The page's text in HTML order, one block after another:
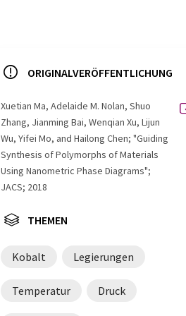
ORIGINALVERÖFFENTLICHUNG
Xuetian Ma, Adelaide M. Nolan, Shuo
Zhang, Jianming Bai, Wenqian Xu, Lijun
Wu, Yifei Mo, and Hailong Chen; "Guiding
Synthesis of Polymorphs of Materials
Using Nanometric Phase Diagrams";
JACS; 2018
THEMEN
Kobalt Legierungen
Temperatur Druck